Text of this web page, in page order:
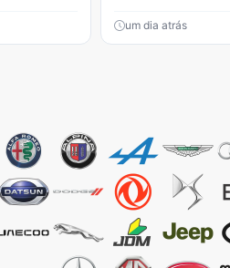
um dia atrás